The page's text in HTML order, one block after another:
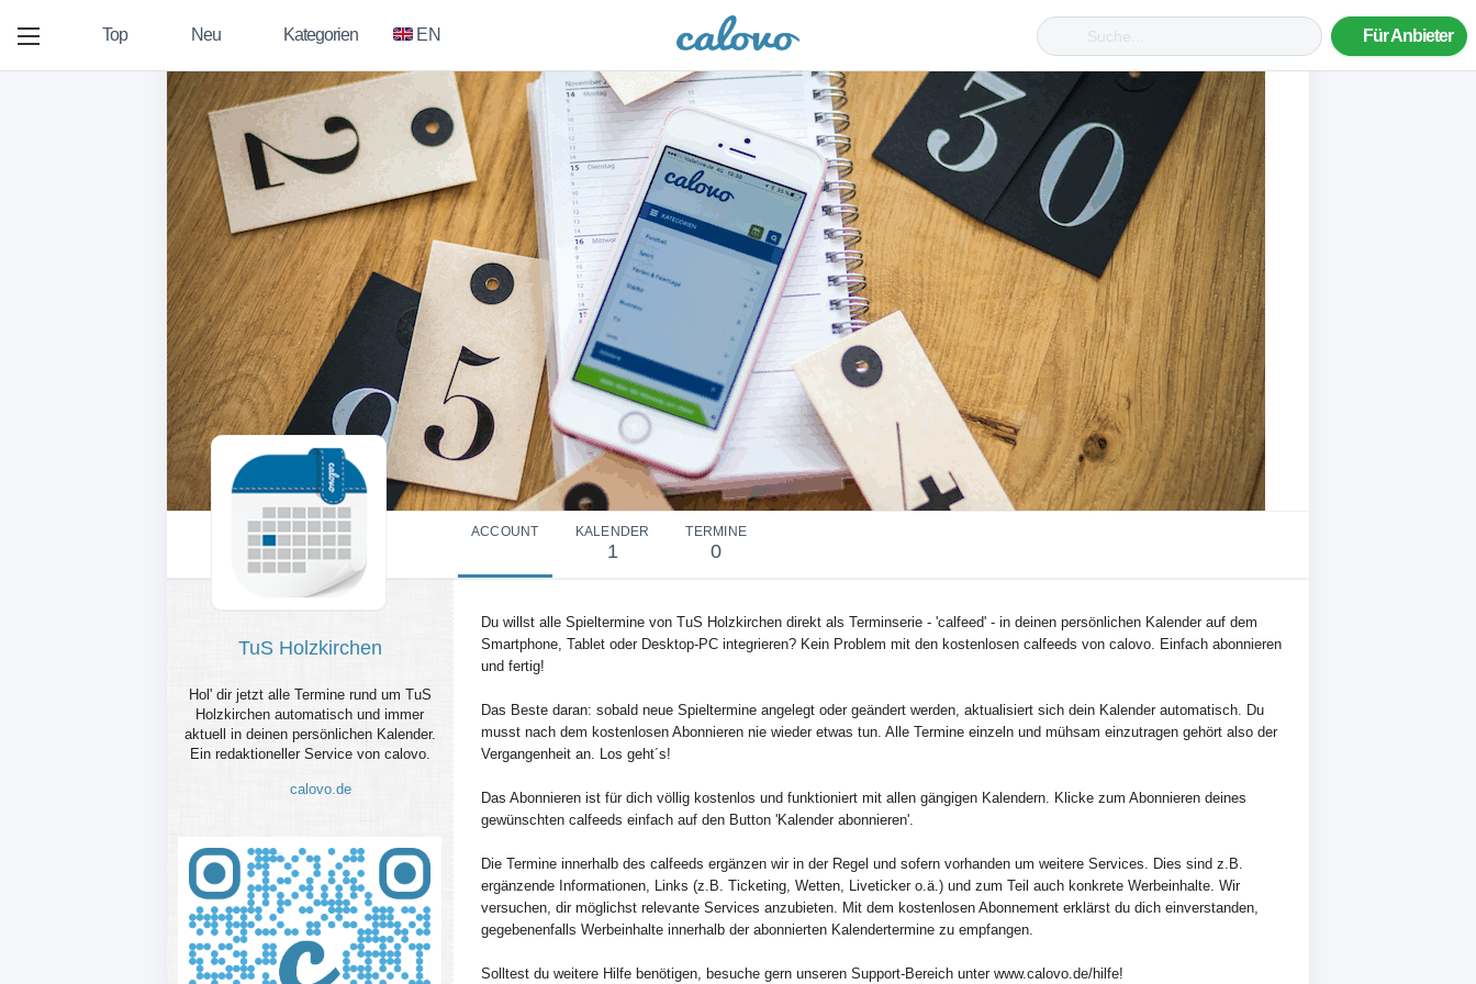
Top Neu Kategorien EN Für Anbieter
ACCOUNT KALENDER
1
TERMINE
0
TuS Holzkirchen
Hol' dir jetzt alle Termine rund um TuS
Holzkirchen automatisch und immer
aktuell in deinen persönlichen Kalender.
Ein redaktioneller Service von calovo.
calovo.de
Du willst alle Spieltermine von TuS Holzkirchen direkt als Terminserie - 'calfeed' - in deinen persönlichen Kalender auf dem
Smartphone, Tablet oder Desktop-PC integrieren? Kein Problem mit den kostenlosen calfeeds von calovo. Einfach abonnieren
und fertig!
Das Beste daran: sobald neue Spieltermine angelegt oder geändert werden, aktualisiert sich dein Kalender automatisch. Du
musst nach dem kostenlosen Abonnieren nie wieder etwas tun. Alle Termine einzeln und mühsam einzutragen gehört also der
Vergangenheit an. Los geht´s!
Das Abonnieren ist für dich völlig kostenlos und funktioniert mit allen gängigen Kalendern. Klicke zum Abonnieren deines
gewünschten calfeeds einfach auf den Button 'Kalender abonnieren'.
Die Termine innerhalb des calfeeds ergänzen wir in der Regel und sofern vorhanden um weitere Services. Dies sind z.B.
ergänzende Informationen, Links (z.B. Ticketing, Wetten, Liveticker o.ä.) und zum Teil auch konkrete Werbeinhalte. Wir
versuchen, dir möglichst relevante Services anzubieten. Mit dem kostenlosen Abonnement erklärst du dich einverstanden,
gegebenenfalls Werbeinhalte innerhalb der abonnierten Kalendertermine zu empfangen.
Solltest du weitere Hilfe benötigen, besuche gern unseren Support-Bereich unter www.calovo.de/hilfe!